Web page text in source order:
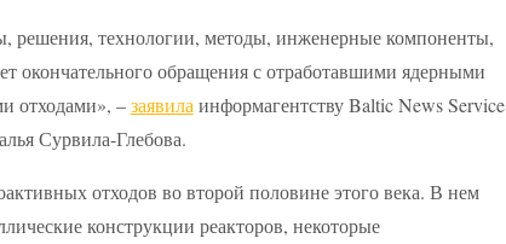
решения, технологии, методы, инженерные компоненты,
обращения с отработавшими ядерными
отходами», –заявила информагентству Baltic News Service
Сурвила-Глебова.
отходов во второй половине этого века. В нем
конструкции реакторов, некоторые